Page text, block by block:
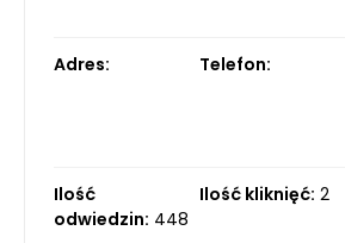
Adres: Telefon:
Ilość
odwiedzin: 448
Ilość kliknięć: 2